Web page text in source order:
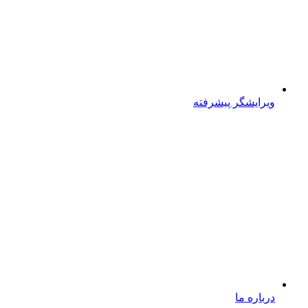
ویرایشگر پیشرفته
درباره ما